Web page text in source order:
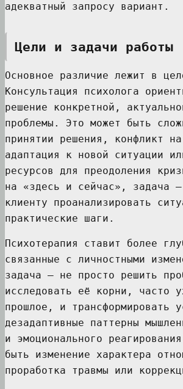
адекватный запросу вариант.
Цели и задачи работы
Основное различие лежит в
Консультация психолога
решение конкретной,
проблемы. Это может быть
принятии решения, конфликт
адаптация к новой ситуации
ресурсов для преодоления
на «здесь и сейчас», задача —
клиенту проанализировать
практические шаги.
Психотерапия ставит более
связанные с личностными
задача — не просто решить
исследовать её корни, часто
прошлое, и трансформировать
дезадаптивные паттерны
и эмоционального
быть изменение характера
проработка травмы или